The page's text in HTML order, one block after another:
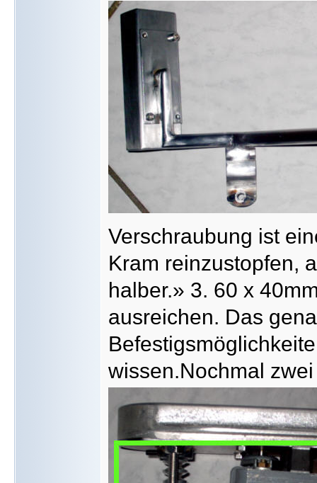
Verschraubung ist
Kram reinzustopfen,
halber.» 3. 60 x
ausreichen. Das
wissen.Nochmal